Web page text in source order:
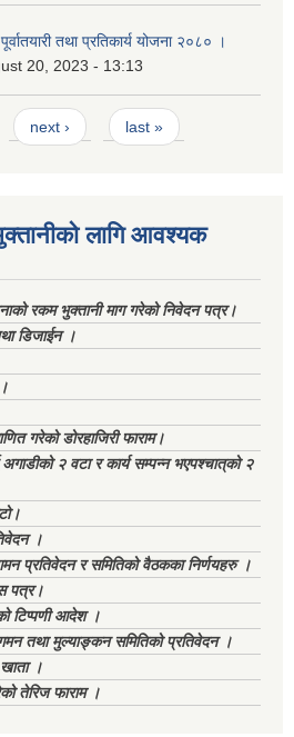
तथा प्रतिकार्य योजना २०८० ।
20, 2023 - 13:13
next › last »
लागि आवश्यक
रकम भुक्तानी माग गरेको निवेदन पत्र।
डिजाईन ।
गरेको डोरहाजिरी फाराम।
अगाडीको २ वटा र कार्य सम्पन्न भएपश्चात्‌को २
।
प्रतिवेदन र समितिको वैठकका निर्णयहरु ।
पत्र।
टिप्पणी आदेश ।
तथा मुल्याङ्कन समितिको प्रतिवेदन ।
।
तेरिज फाराम ।